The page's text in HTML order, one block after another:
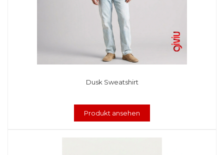
Dusk Sweatshirt
Produkt ansehen